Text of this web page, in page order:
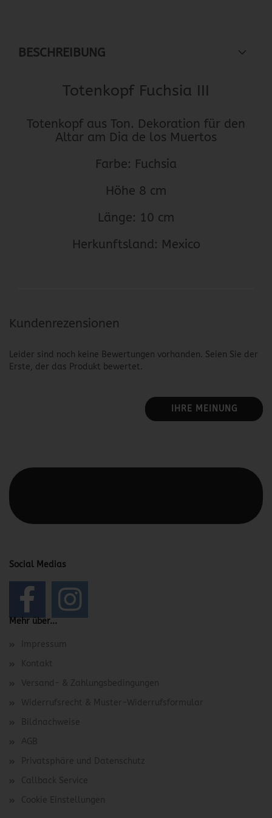
BESCHREIBUNG
Totenkopf Fuchsia III
Totenkopf aus Ton. Dekoration für den
Altar am Dia de los Muertos
Farbe: Fuchsia
Höhe 8 cm
Länge: 10 cm
Herkunftsland: Mexico
Kundenrezensionen
Leider sind noch keine Bewertungen vorhanden. Seien Sie der
Erste, der das Produkt bewertet.
IHRE MEINUNG
Social Medias
Mehr über...
Impressum
Kontakt
Versand- & Zahlungsbedingungen
Widerrufsrecht & Muster-Widerrufsformular
Bildnachweise
AGB
Privatsphäre und Datenschutz
Callback Service
Cookie Einstellungen